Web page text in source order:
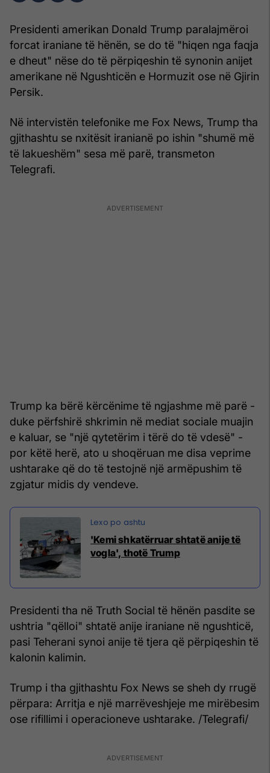
Presidenti amerikan Donald Trump paralajmëroi
forcat iraniane të hënën, se do të "hiqen nga faqja
e dheut" nëse do të përpiqeshin të synonin anijet
amerikane në Ngushticën e Hormuzit ose në Gjirin
Persik.
Në intervistën telefonike me Fox News, Trump tha
gjithashtu se nxitësit iranianë po ishin "shumë më
të lakueshëm" sesa më parë, transmeton
Telegrafi.
Trump ka bërë kërcënime të ngjashme më parë -
duke përfshirë shkrimin në mediat sociale muajin
e kaluar, se "një qytetërim i tërë do të vdesë" -
por këtë herë, ato u shoqëruan me disa veprime
ushtarake që do të testojnë një armëpushim të
zgjatur midis dy vendeve.
'Kemi shkatërruar shtatë anije të
vogla', thotë Trump
Presidenti tha në Truth Social të hënën pasdite se
ushtria "qëlloi" shtatë anije iraniane në ngushticë,
pasi Teherani synoi anije të tjera që përpiqeshin të
kalonin kalimin.
Trump i tha gjithashtu Fox News se sheh dy rrugë
përpara: Arritja e një marrëveshjeje me mirëbesim
ose rifillimi i operacioneve ushtarake. /Telegrafi/